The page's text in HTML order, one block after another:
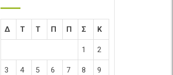
Δ Τ Τ Π Π Σ Κ
1 2
3 4 5 6 7 8 9